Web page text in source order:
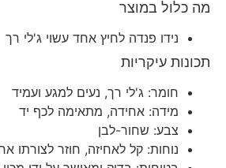
מה כלול במוצר
נידו פנדה לחיץ אחד עשוי ג'לי רך
תכונות עיקריות
חומר: ג'לי רך, נעים למגע ועמיד
מידה: אחידה, מתאימה לכף יד
צבע: שחור-לבן
נוחות: קל לאחיזה, חוזר לצורתו